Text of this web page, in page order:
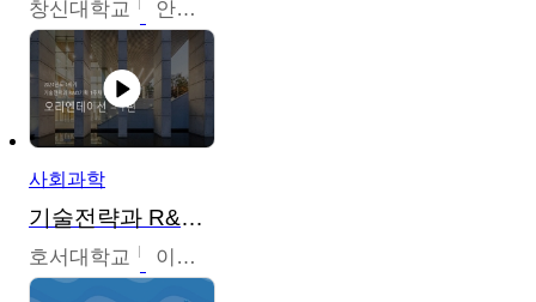
창신대학교 안소영
사회과학
기술전략과 R&D기획
호서대학교 이원희